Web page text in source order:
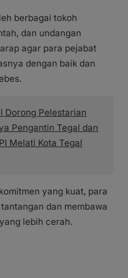
berbagai tokoh
dan undangan
agar para pejabat
dengan baik dan
Dorong Pelestarian
Pengantin Tegal dan
Melati Kota Tegal
yang kuat, para
dan membawa
lebih cerah.